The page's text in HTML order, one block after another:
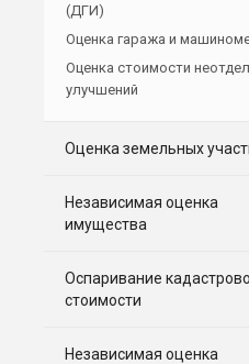
(ДГИ)
Оценка гаража и
Оценка стоимости
улучшений
Оценка земельных
Независимая оценка
имущества
Оспаривание
стоимости
Независимая оценка